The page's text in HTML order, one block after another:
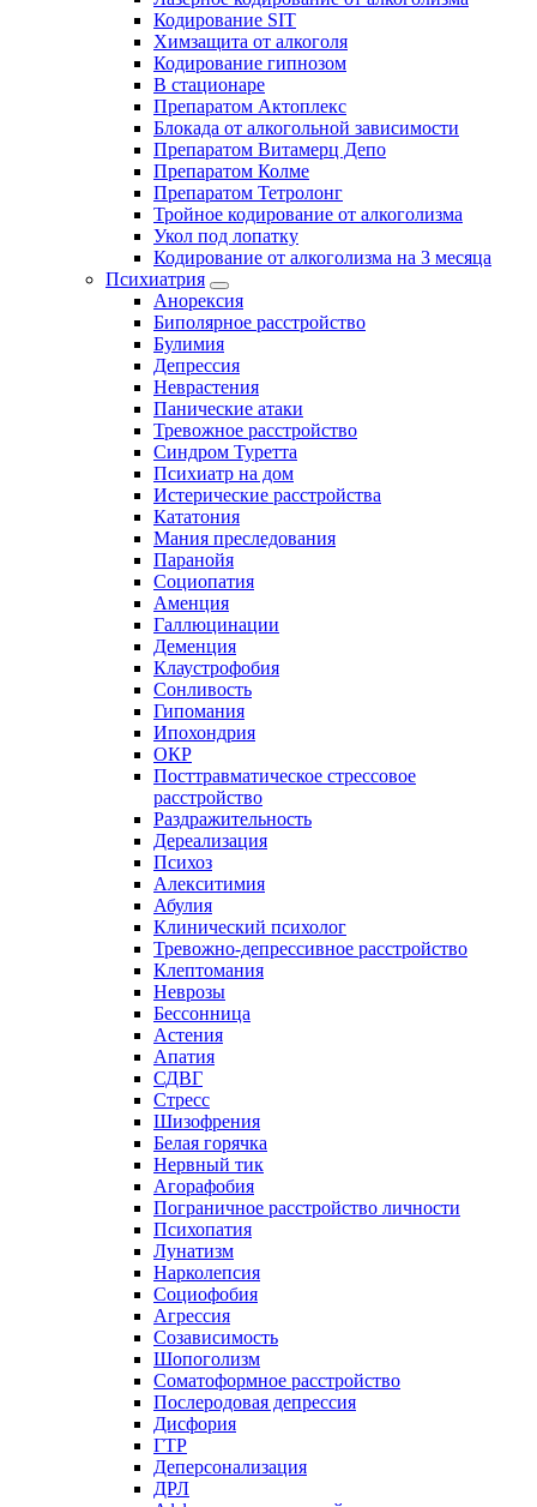
Кодирование SIT
Химзащита от алкоголя
Кодирование гипнозом
В стационаре
Препаратом Актоплекс
Блокада от алкогольной зависимости
Препаратом Витамерц Депо
Препаратом Колме
Препаратом Тетролонг
Тройное кодирование от алкоголизма
Укол под лопатку
Кодирование от алкоголизма на 3 месяца
Психиатрия
Анорексия
Биполярное расстройство
Булимия
Депрессия
Неврастения
Панические атаки
Тревожное расстройство
Синдром Туретта
Психиатр на дом
Истерические расстройства
Кататония
Мания преследования
Паранойя
Социопатия
Аменция
Галлюцинации
Деменция
Клаустрофобия
Сонливость
Гипомания
Ипохондрия
ОКР
Посттравматическое стрессовое
расстройство
Раздражительность
Дереализация
Психоз
Алекситимия
Абулия
Клинический психолог
Тревожно-депрессивное расстройство
Клептомания
Неврозы
Бессонница
Астения
Апатия
СДВГ
Стресс
Шизофрения
Белая горячка
Нервный тик
Агорафобия
Пограничное расстройство личности
Психопатия
Лунатизм
Нарколепсия
Социофобия
Агрессия
Созависимость
Шопоголизм
Соматоформное расстройство
Послеродовая депрессия
Дисфория
ГТР
Деперсонализация
ДРЛ